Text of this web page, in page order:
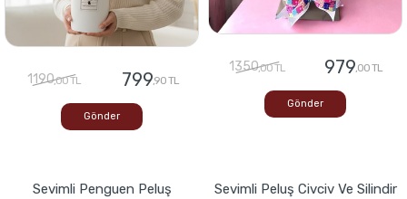
1190,00 TL 799,90 TL
Gönder
1350,00 TL 979,00 TL
Gönder
Sevimli Penguen Peluş
Sevimli Peluş Civciv Ve Silindir